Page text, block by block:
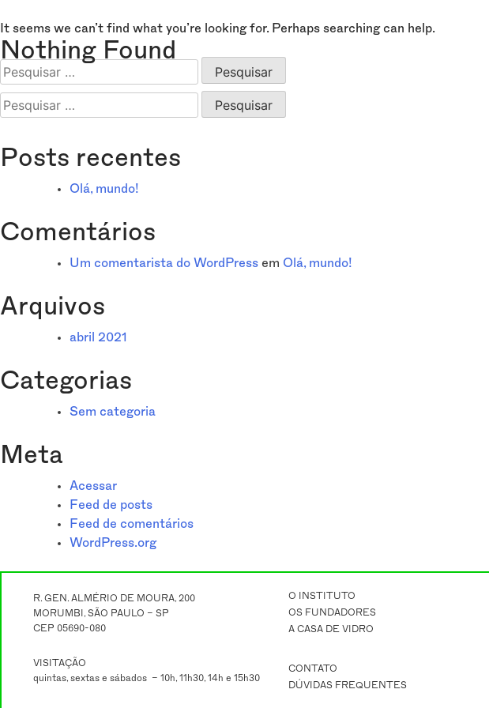
Nothing Found
It seems we can’t find what you’re looking for. Perhaps searching can help.
Pesquisar
por:
Pesquisar
por:
Posts recentes
Olá, mundo!
Comentários
Um comentarista do WordPress em Olá, mundo!
Arquivos
abril 2021
Categorias
Sem categoria
Meta
Acessar
Feed de posts
Feed de comentários
WordPress.org
R. GEN. ALMÉRIO DE MOURA, 200
MORUMBI, SÃO PAULO – SP
CEP 05690-080
VISITAÇÃO
quintas, sextas e sábados – 10h, 11h30, 14h e 15h30
O INSTITUTO
OS FUNDADORES
A CASA DE VIDRO
CONTATO
DÚVIDAS FREQUENTES